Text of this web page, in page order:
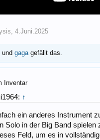
, 4.Juni.2025
und gagagefällt das.
Inventar
↑
ein anderes Instrument
Solo in der Big Band spielen
Feld, um es in